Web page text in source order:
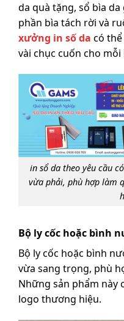
da quà tặng, sổ bìa
phần bìa tách rời và
xưởng in số da có
vài chục cuốn cho mỗi
in sổ da theo yêu cầu
vừa phải, phù hợp làm
Bộ ly cốc hoặc bình
Bộ ly cốc hoặc bình
vừa sang trọng, phù
Những sản phẩm này
logo thương hiệu.